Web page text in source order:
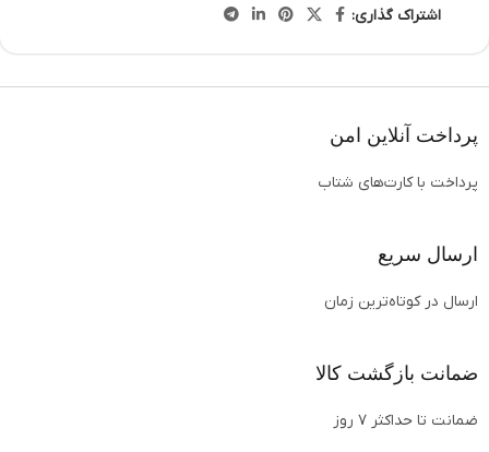
اشتراک گذاری:
پرداخت آنلاین امن
پرداخت با کارت‌های شتاب
ارسال سریع
ارسال در کوتاه‌ترین زمان
ضمانت بازگشت کالا
ضمانت تا حداکثر ۷ روز